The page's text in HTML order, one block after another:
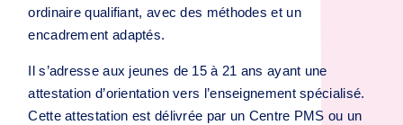
ordinaire qualifiant, avec des méthodes et un
encadrement adaptés.
Il s’adresse aux jeunes de 15 à 21 ans ayant une
attestation d’orientation vers l’enseignement spécialisé.
Cette attestation est délivrée par un Centre PMS ou un